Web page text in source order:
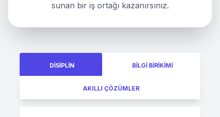
sunan bir iş ortağı kazanırsınız.
DISIPLIN BILGI BIRIKIMI
AKILLI ÇÖZÜMLER